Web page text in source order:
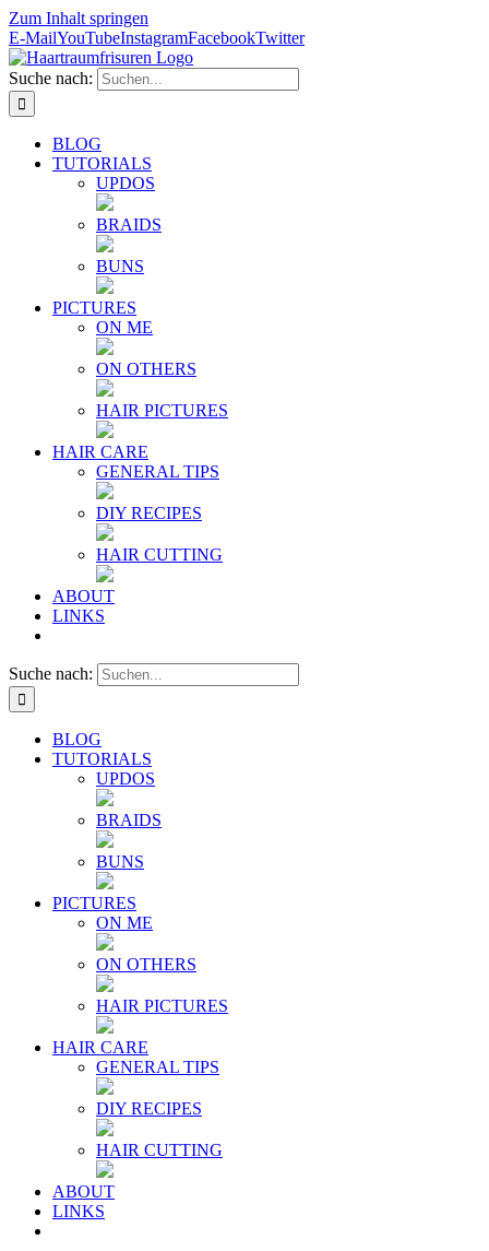
Zum Inhalt springen
E-MailYouTubeInstagramFacebookTwitter
Suche nach:
BLOG
TUTORIALS
UPDOS
BRAIDS
BUNS
PICTURES
ON ME
ON OTHERS
HAIR PICTURES
HAIR CARE
GENERAL TIPS
DIY RECIPES
HAIR CUTTING
ABOUT
LINKS
Suche nach:
BLOG
TUTORIALS
UPDOS
BRAIDS
BUNS
PICTURES
ON ME
ON OTHERS
HAIR PICTURES
HAIR CARE
GENERAL TIPS
DIY RECIPES
HAIR CUTTING
ABOUT
LINKS